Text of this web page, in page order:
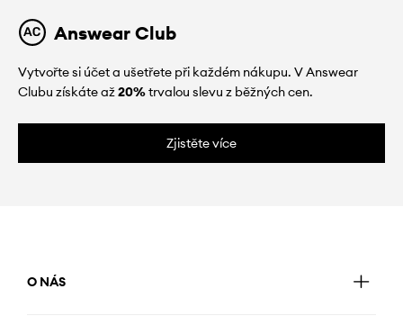
Answear Club
Vytvořte si účet a ušetřete při každém nákupu. V Answear
Clubu získáte až20%trvalou slevu z běžných cen.
Zjistěte více
O NÁS